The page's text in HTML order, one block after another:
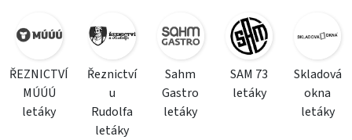
ŘEZNICTVÍ
MÚÚÚ
letáky
Řeznictví
u
Rudolfa
letáky
Sahm
Gastro
letáky
SAM 73
letáky
Skladová
okna
letáky